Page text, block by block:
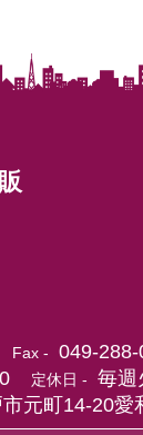
Fax - 049-288-
定休日 - 毎週
元町14-20愛